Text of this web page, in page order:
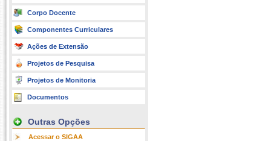
Corpo Docente
Componentes Curriculares
Ações de Extensão
Projetos de Pesquisa
Projetos de Monitoria
Documentos
Outras Opções
Acessar o SIGAA